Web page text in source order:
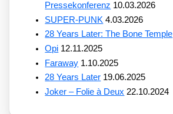
Pressekonferenz 10.03.2026
SUPER-PUNK 4.03.2026
28 Years Later: The Bone Temple
Opi 12.11.2025
Faraway 1.10.2025
28 Years Later 19.06.2025
Joker – Folie à Deux 22.10.2024